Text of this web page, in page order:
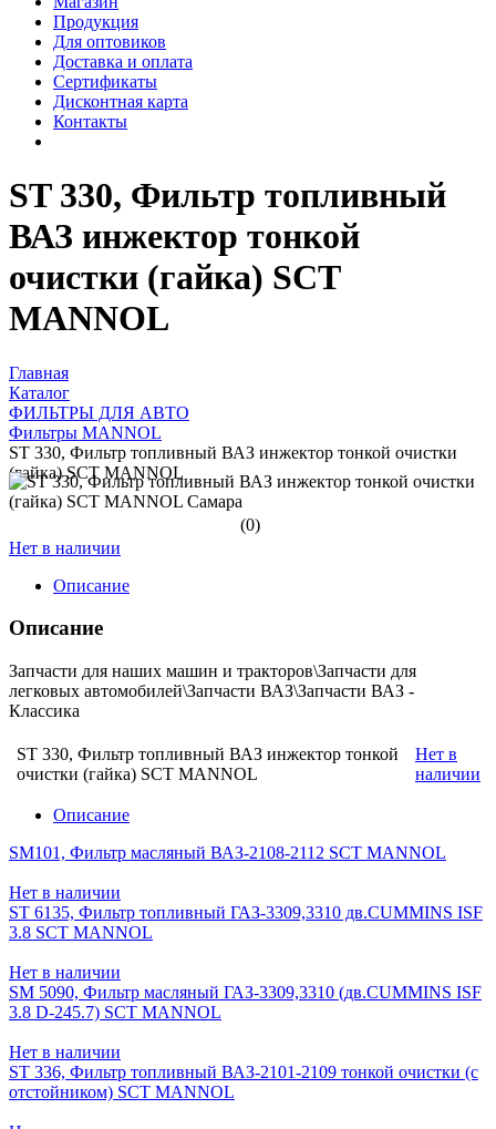
Продукция
Для оптовиков
Доставка и оплата
Сертификаты
Дисконтная карта
Контакты
ST 330, Фильтр топливный
ВАЗ инжектор тонкой
очистки (гайка) SCT
MANNOL
Главная
Каталог
ФИЛЬТРЫ ДЛЯ АВТО
Фильтры MANNOL
ST 330, Фильтр топливный ВАЗ инжектор тонкой очистки
(гайка) SCT MANNOL
(0)
Нет в наличии
Описание
Описание
Запчасти для наших машин и тракторов\Запчасти для
легковых автомобилей\Запчасти ВАЗ\Запчасти ВАЗ -
Классика
ST 330, Фильтр топливный ВАЗ инжектор тонкой
очистки (гайка) SCT MANNOL
Нет в
наличии
Описание
SM101, Фильтр масляный ВАЗ-2108-2112 SCT MANNOL
Нет в наличии
ST 6135, Фильтр топливный ГАЗ-3309,3310 дв.CUMMINS ISF
3.8 SCT MANNOL
Нет в наличии
SM 5090, Фильтр масляный ГАЗ-3309,3310 (дв.CUMMINS ISF
3.8 D-245.7) SCT MANNOL
Нет в наличии
ST 336, Фильтр топливный ВАЗ-2101-2109 тонкой очистки (с
отстойником) SCT MANNOL